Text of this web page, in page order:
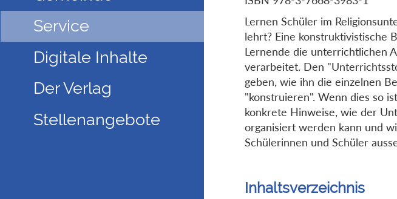
Service
Digitale Inhalte
Der Verlag
Stellenangebote
Lernen Schüler im
lehrt? Eine konstruktivistische
Lernende die unterrichtlichen
verarbeitet. Den
geben, wie ihn die einzelnen
"konstruieren". Wenn dies so
konkrete Hinweise, wie der
organisiert werden kann und
Schülerinnen und Schüler
Inhaltsverzeichnis